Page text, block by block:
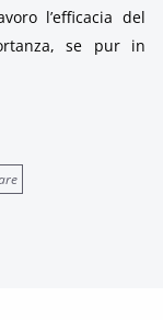
l’efficacia del
se pur in